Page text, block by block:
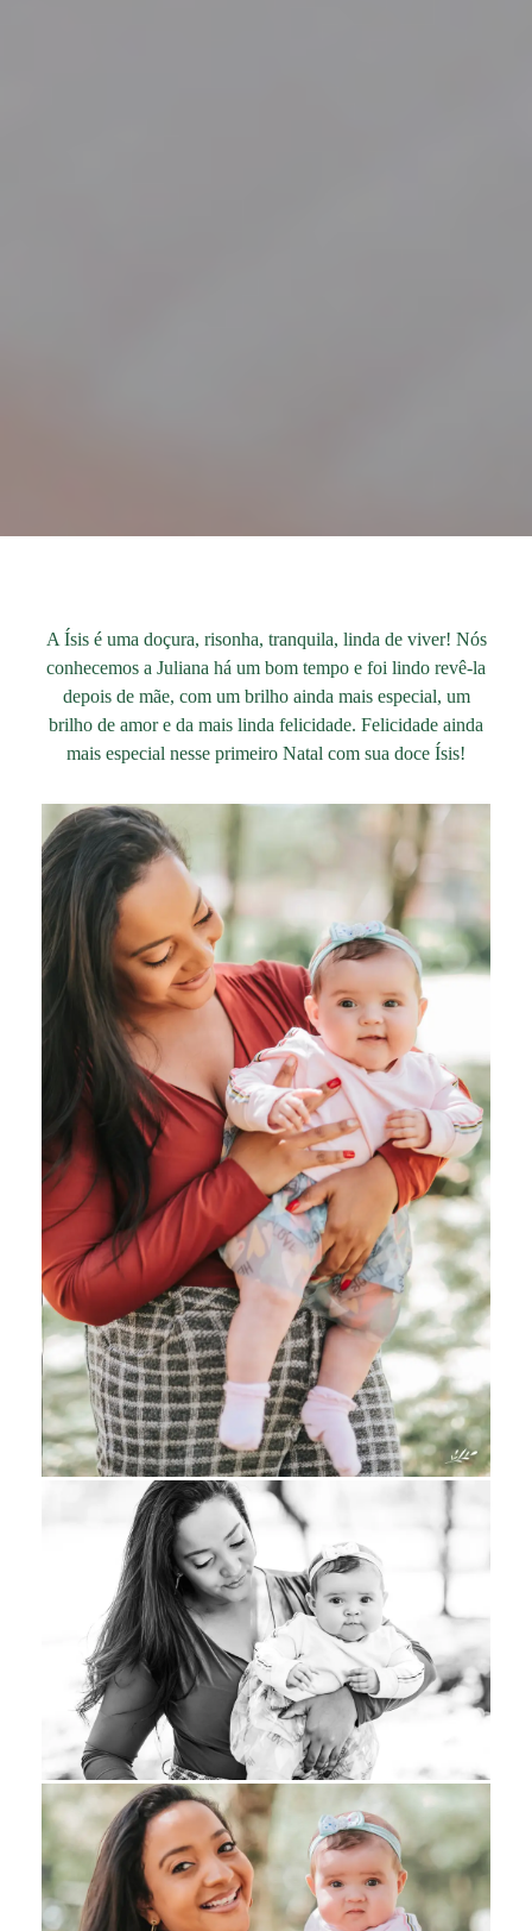
A Ísis é uma doçura, risonha, tranquila, linda de viver! Nós
conhecemos a Juliana há um bom tempo e foi lindo revê-la
depois de mãe, com um brilho ainda mais especial, um
brilho de amor e da mais linda felicidade. Felicidade ainda
mais especial nesse primeiro Natal com sua doce Ísis!